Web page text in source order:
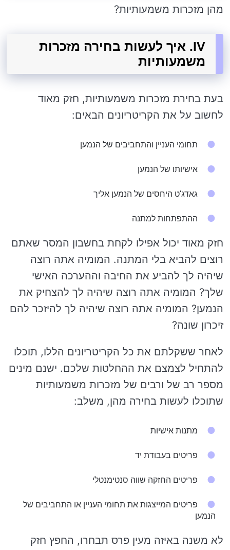
מהן מזכרות משמעותיות?
IV. איך לעשות בחירה מזכרות
משמעותיות
בעת בחירת מזכרות משמעותיות, חזק מאוד
לחשוב על את הקריטריונים הבאים:
תחומי העניין והתחביבים של הנמען
אישיותו של הנמען
גאדג'ט היחסים של הנמען אליך
ההתפתחות למתנה
חזק מאוד יכול אפילו לקחת בחשבון המסר שאתם
רוצים להביא בלי המתנה. המומיה אתה רוצה
שיהיה לך להביע את החיבה וההערכה האישי
שלך? המומיה אתה רוצה שיהיה לך להצחיק את
הנמען? המומיה אתה רוצה שיהיה לך להיזכר להם
זיכרון שונה?
לאחר ששקלתם את כל הקריטריונים הללו, תוכלו
להתחיל לצמצם את ההחלטות שלכם. ישנם מינים
מספר רב של ורבים של מזכרות משמעותיות
שתוכלו לעשות בחירה מהן, משלב:
מתנות אישיות
פריטים בעבודת יד
פריטים החזקה שווה סנטימנטלי
פריטים המייצגות את תחומי העניין או התחביבים של
הנמען
לא משנה באיזה מעין פרס תבחרו, החפץ חזק